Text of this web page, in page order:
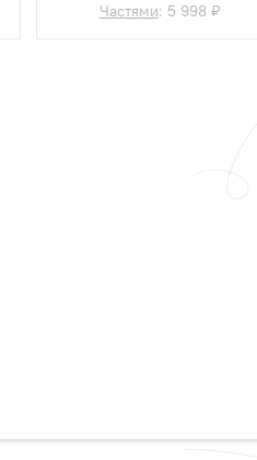
Частями: 5 998 ₽